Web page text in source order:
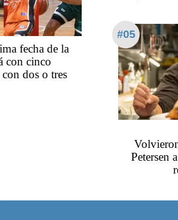
fecha de la
con cinco
dos o tres
#05
Petersen